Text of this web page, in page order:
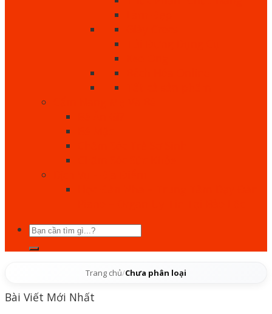
Tìm
Trang chủ/Chưa phân loại
Bài Viết Mới Nhất